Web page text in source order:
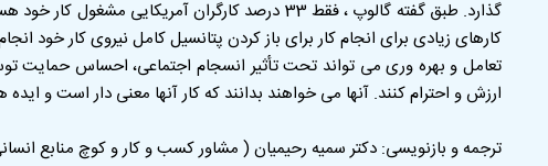
کارهای زیادی برای انجام کار برای باز کردن پتانسیل کامل نیروی کار خود
تعامل و بهره وری می تواند تحت تأثیر انسجام اجتماعی، احساس حمایت
ارزش و احترام کنند. آنها می خواهند بدانند که کار آنها معنی دار است و
ترجمه و بازنویسی: دکتر سمیه رحیمیان ( مشاور کسب و کار و کوچ منابع